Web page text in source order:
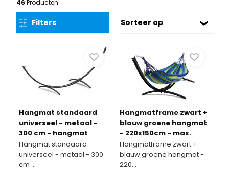
46Producten
Filters Sorteer op
Hangmat standaard
universeel - metaal -
300 cm - hangmat
frame
Hangmat standaard
universeel - metaal - 300
cm ...
Hangmatframe zwart +
blauw groene hangmat
- 220x150cm - max.
220kg
Hangmatframe zwart +
blauw groene hangmat -
220...